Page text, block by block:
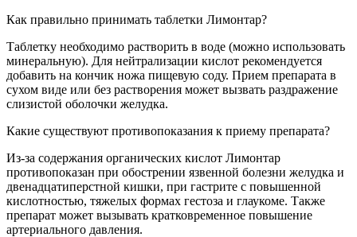
Как правильно принимать таблетки Лимонтар?
Таблетку необходимо растворить в воде (можно использовать
минеральную). Для нейтрализации кислот рекомендуется
добавить на кончик ножа пищевую соду. Прием препарата в
сухом виде или без растворения может вызвать раздражение
слизистой оболочки желудка.
Какие существуют противопоказания к приему препарата?
Из-за содержания органических кислот Лимонтар
противопоказан при обострении язвенной болезни желудка и
двенадцатиперстной кишки, при гастрите с повышенной
кислотностью, тяжелых формах гестоза и глаукоме. Также
препарат может вызывать кратковременное повышение
артериального давления.